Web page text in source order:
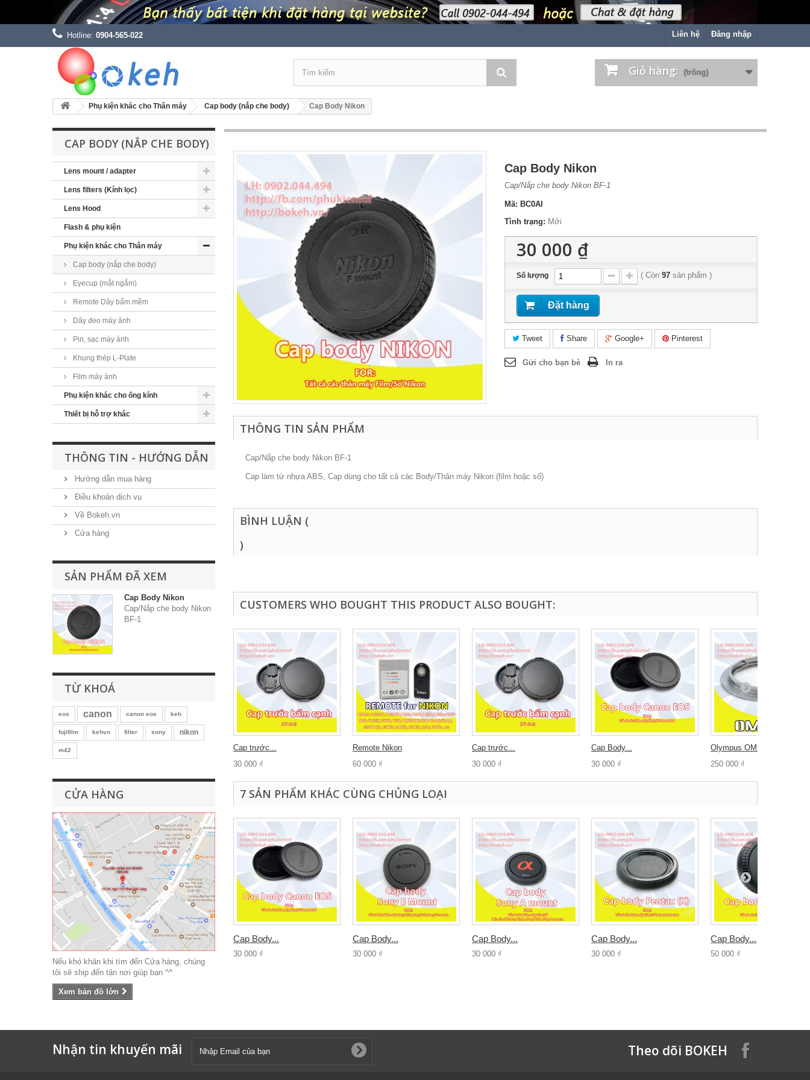
Đăng nhập
Liên hệ
Hotline: 0904-565-022
Giỏ hàng: (trống)
Phụ kiện khác cho Thân máy Cap body (nắp che body) Cap Body Nikon
CAP BODY (NẮP CHE BODY)
Lens mount / adapter
Lens filters (Kính lọc)
Lens Hood
Flash & phụ kiện
Phụ kiện khác cho Thân máy
Cap body (nắp che body)
Eyecup (mắt ngắm)
Remote Dây bấm mềm
Dây đeo máy ảnh
Pin, sạc máy ảnh
Khung thép L-Plate
Film máy ảnh
Phụ kiện khác cho ống kính
Thiết bị hỗ trợ khác
THÔNG TIN - HƯỚNG DẪN
Hướng dẫn mua hàng
Điều khoản dịch vụ
Về Bokeh.vn
Cửa hàng
SẢN PHẨM ĐÃ XEM
Cap Body Nikon
Cap/Nắp che body Nikon
BF-1
TỪ KHOÁ
eos canon canon eos keh
fujifilm kehvn filter sony nikon
m42
CỬA HÀNG
Nếu khó khăn khi tìm đến Cửa hàng, chúng
tôi sẽ ship đến tận nơi giúp bạn ^^
Xem bản đồ lớn
Cap Body Nikon
Cap/Nắp che body Nikon BF-1
Mã: BC0AI
Tình trạng: Mới
30 000 ₫
Số lượng ( Còn 97 sản phẩm )
Đặt hàng
Tweet Share Google+ Pinterest
Gửi cho bạn bè In ra
THÔNG TIN SẢN PHẨM
Cap/Nắp che body Nikon BF-1
Cap làm từ nhựa ABS, Cap dùng cho tất cả các Body/Thân máy Nikon (film hoặc số)
BÌNH LUẬN (
)
CUSTOMERS WHO BOUGHT THIS PRODUCT ALSO BOUGHT:
Cap trước...
30 000 ₫
Remote Nikon
60 000 ₫
Cap trước...
30 000 ₫
Cap Body...
30 000 ₫
Olympus OM -...
250 000 ₫
7 SẢN PHẨM KHÁC CÙNG CHỦNG LOẠI
Cap Body...
30 000 ₫
Cap Body...
30 000 ₫
Cap Body...
30 000 ₫
Cap Body...
30 000 ₫
Cap Body...
50 000 ₫
Nhận tin khuyến mãi Theo dõi BOKEH